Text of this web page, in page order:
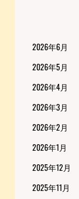
2026年6月
2026年5月
2026年4月
2026年3月
2026年2月
2026年1月
2025年12月
2025年11月